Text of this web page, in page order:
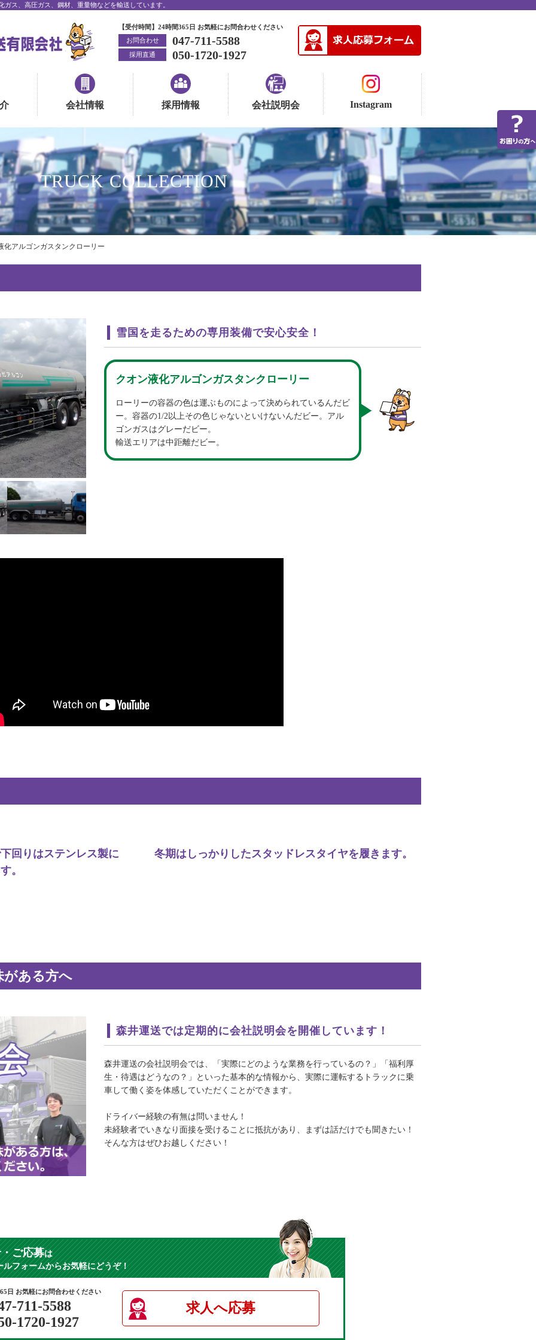
ス、高圧ガス、鋼材、重量物などを輸送しています。
【受付時間】24時間365日 お気軽にお問合わせください
お問合わせ
047-711-5588
採用直通 050-1720-1927
会社情報 採用情報 会社説明会 Instagram
TRUCK COLLECTION
化アルゴンガスタンクローリー
雪国を走るための専用装備で安心安全！
クオン液化アルゴンガスタンクローリー
ローリーの容器の色は運ぶものによって決められているんだビ
ー。容器の1/2以上その色じゃないといけないんだビー。アル
ゴンガスはグレーだビー。
輸送エリアは中距離だビー。
回りはステンレス製に
。
冬期はしっかりしたスタッドレスタイヤを履きます。
がある方へ
森井運送では定期的に会社説明会を開催しています！
森井運送の会社説明会では、「実際にどのような業務を行っているの？」「福利厚
生・待遇はどうなの？」といった基本的な情報から、実際に運転するトラックに乗
車して働く姿を体感していただくことができます。
ドライバー経験の有無は問いません！
未経験者でいきなり面接を受けることに抵抗があり、まずは話だけでも聞きたい！
そんな方はぜひお越しください！
ご応募は
ルフォームからお気軽にどうぞ！
日 お気軽にお問合わせください
711-5588
1720-1927
求人へ応募